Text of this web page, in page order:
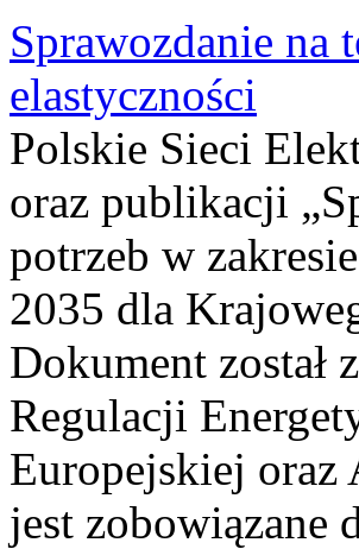
Sprawozdanie na
elastyczności
Polskie Sieci
oraz publikacji
potrzeb w
2035 dla
Dokument został
Regulacji
Europejskiej oraz
jest zobowiązane